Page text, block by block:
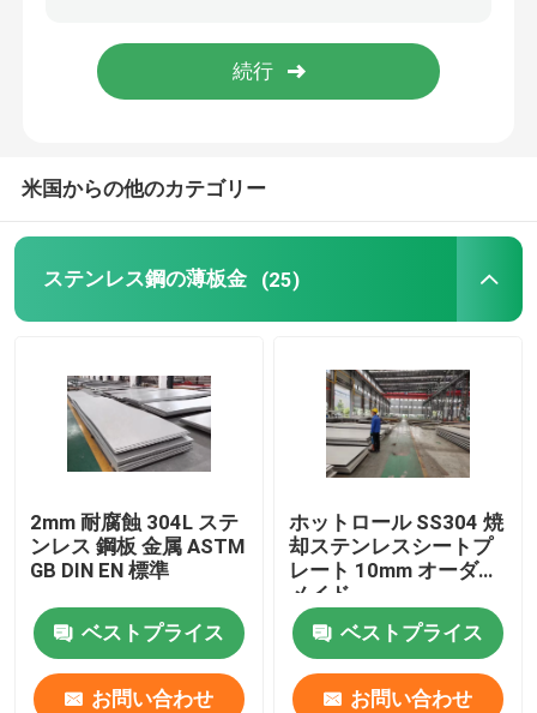
ステンレス鋼のケーブルトレイ
米国からの他のカテゴリー
ステンレス鋼の薄板金 (25)
2mm 耐腐蝕 304L ステ
ンレス 鋼板 金属 ASTM
GB DIN EN 標準
ベストプライス
お問い合わせ
ホットロール SS304 焼
却ステンレスシートプ
レート 10mm オーダー
メイド
ベストプライス
お問い合わせ